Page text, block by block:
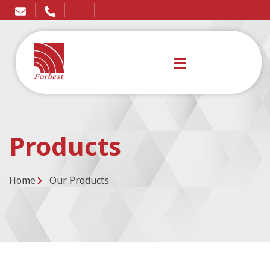
Products
Home Our Products